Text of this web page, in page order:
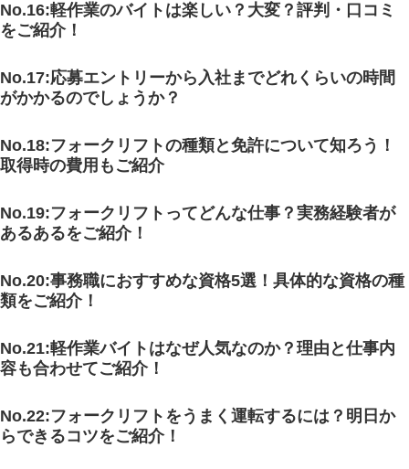
No.16:軽作業のバイトは楽しい？大変？評判・口コミ
をご紹介！
No.17:応募エントリーから入社までどれくらいの時間
がかかるのでしょうか？
No.18:フォークリフトの種類と免許について知ろう！
取得時の費用もご紹介
No.19:フォークリフトってどんな仕事？実務経験者が
あるあるをご紹介！
No.20:事務職におすすめな資格5選！具体的な資格の種
類をご紹介！
No.21:軽作業バイトはなぜ人気なのか？理由と仕事内
容も合わせてご紹介！
No.22:フォークリフトをうまく運転するには？明日か
らできるコツをご紹介！